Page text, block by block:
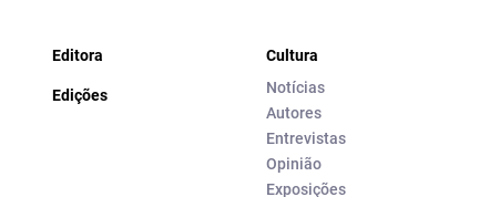
Editora
Edições
Cultura
Notícias
Autores
Entrevistas
Opinião
Exposições